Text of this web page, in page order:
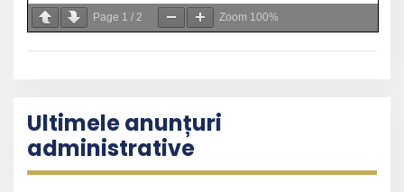
Page 1 / 2 Zoom 100%
Ultimele anunțuri
administrative